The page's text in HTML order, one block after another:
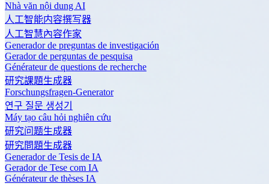
Nhà văn nội dung AI
人工智能内容撰写器
人工智慧內容作家
Generador de preguntas de investigación
Gerador de perguntas de pesquisa
Générateur de questions de recherche
研究課題生成器
Forschungsfragen-Generator
연구 질문 생성기
Máy tạo câu hỏi nghiên cứu
研究问题生成器
研究問題生成器
Generador de Tesis de IA
Gerador de Tese com IA
Générateur de thèses IA